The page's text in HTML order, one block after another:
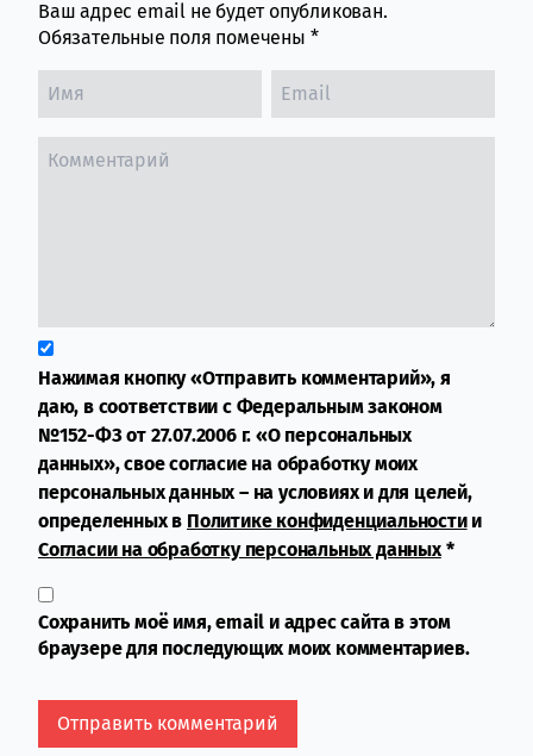
Ваш адрес email не будет опубликован.
Обязательные поля помечены *
Нажимая кнопку «Отправить комментарий», я
даю, в соответствии с Федеральным законом
№152-ФЗ от 27.07.2006 г. «О персональных
данных», свое согласие на обработку моих
персональных данных – на условиях и для целей,
определенных в Политике конфиденциальностии
Согласии на обработку персональных данных*
Сохранить моё имя, email и адрес сайта в этом
браузере для последующих моих комментариев.